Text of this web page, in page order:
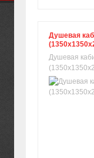
Душевая
Душевая